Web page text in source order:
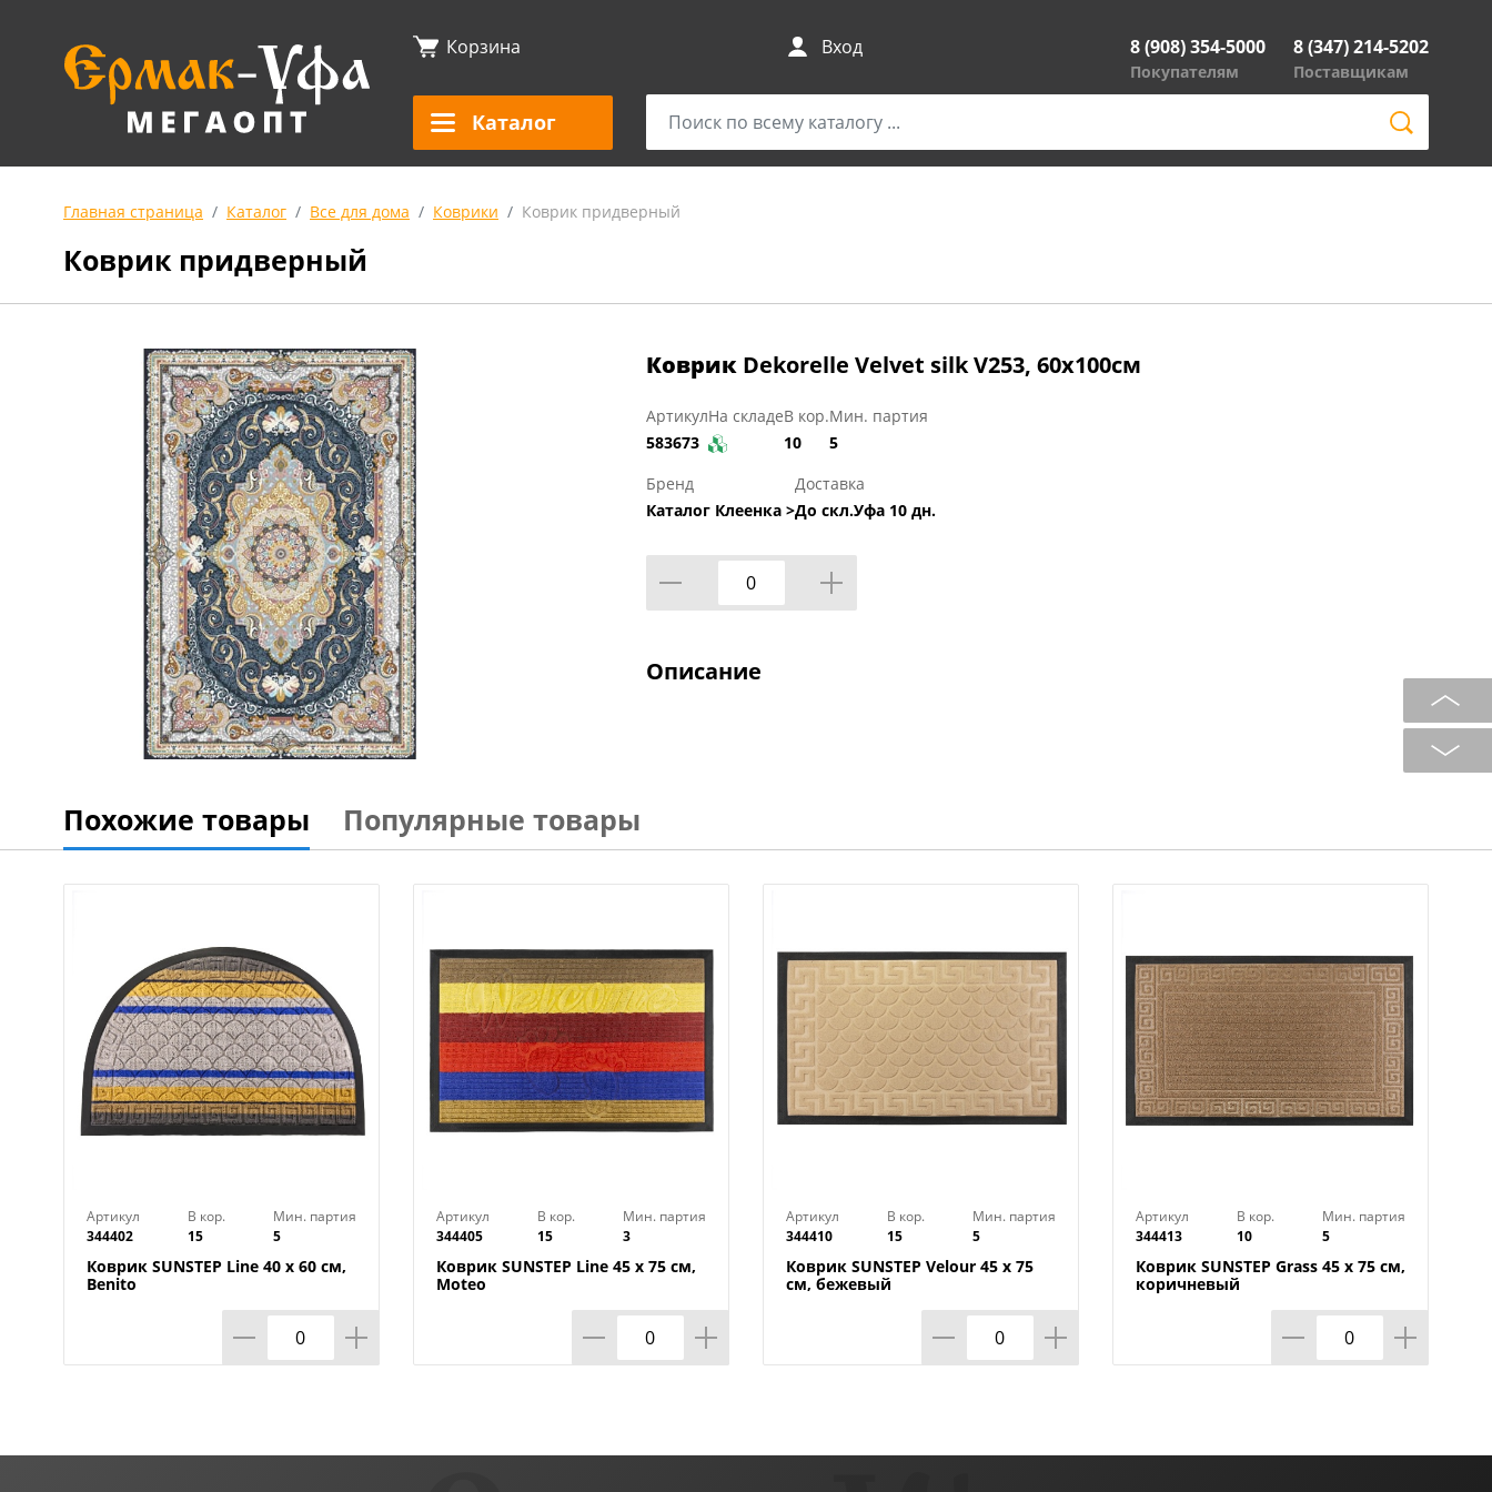
Корзина Вход 8 (908) 354-5000
Покупателям
8 (347) 214-5202
Поставщикам
Каталог
Главная страница Каталог Все для дома Коврики Коврик придверный
Коврик придверный
Коврик Dekorelle Velvet silk V253, 60x100см
Артикул
583673
На складеВ кор.
10
Мин. партия
5
Бренд
Каталог Клеенка >
Доставка
До скл.Уфа 10 дн.
Описание
Похожие товары Популярные товары
Артикул
344402
В кор.
15
Мин. партия
5
Коврик SUNSTEP Line 40 х 60 см,
Benito
Артикул
344405
В кор.
15
Мин. партия
3
Коврик SUNSTEP Line 45 х 75 см,
Moteo
Артикул
344410
В кор.
15
Мин. партия
5
Коврик SUNSTEP Velour 45 х 75
см, бежевый
Артикул
344413
В кор.
10
Мин. партия
5
Коврик SUNSTEP Grass 45 х 75 см,
коричневый